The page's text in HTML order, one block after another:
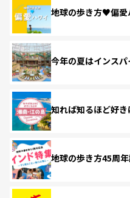
地球の歩き方♥偏愛
今年の夏はインスパ
知れば知るほど好
地球の歩き方45周